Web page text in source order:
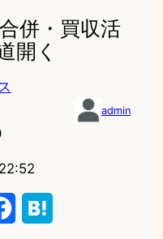
併・買収活
開く
admin